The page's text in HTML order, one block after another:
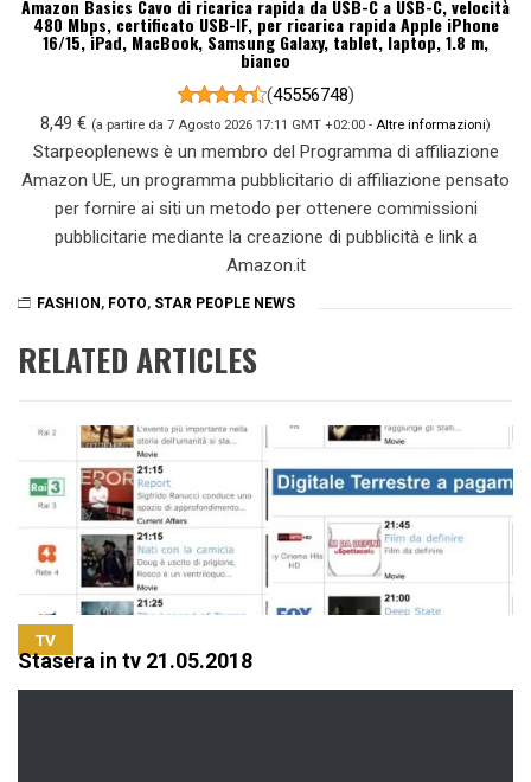
Amazon Basics Cavo di ricarica rapida da USB-C a USB-C, velocità
480 Mbps, certificato USB-IF, per ricarica rapida Apple iPhone
16/15, iPad, MacBook, Samsung Galaxy, tablet, laptop, 1.8 m,
bianco
(45556748)
8,49 € (a partire da 7 Agosto 2026 17:11 GMT +02:00 - Altre informazioni)
Starpeoplenews è un membro del Programma di affiliazione
Amazon UE, un programma pubblicitario di affiliazione pensato
per fornire ai siti un metodo per ottenere commissioni
pubblicitarie mediante la creazione di pubblicità e link a
Amazon.it
FASHION, FOTO, STAR PEOPLE NEWS
RELATED ARTICLES
TV
Stasera in tv 21.05.2018